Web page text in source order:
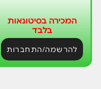
המכירה בסיטונאות
בלבד
להרשמה/התחברות